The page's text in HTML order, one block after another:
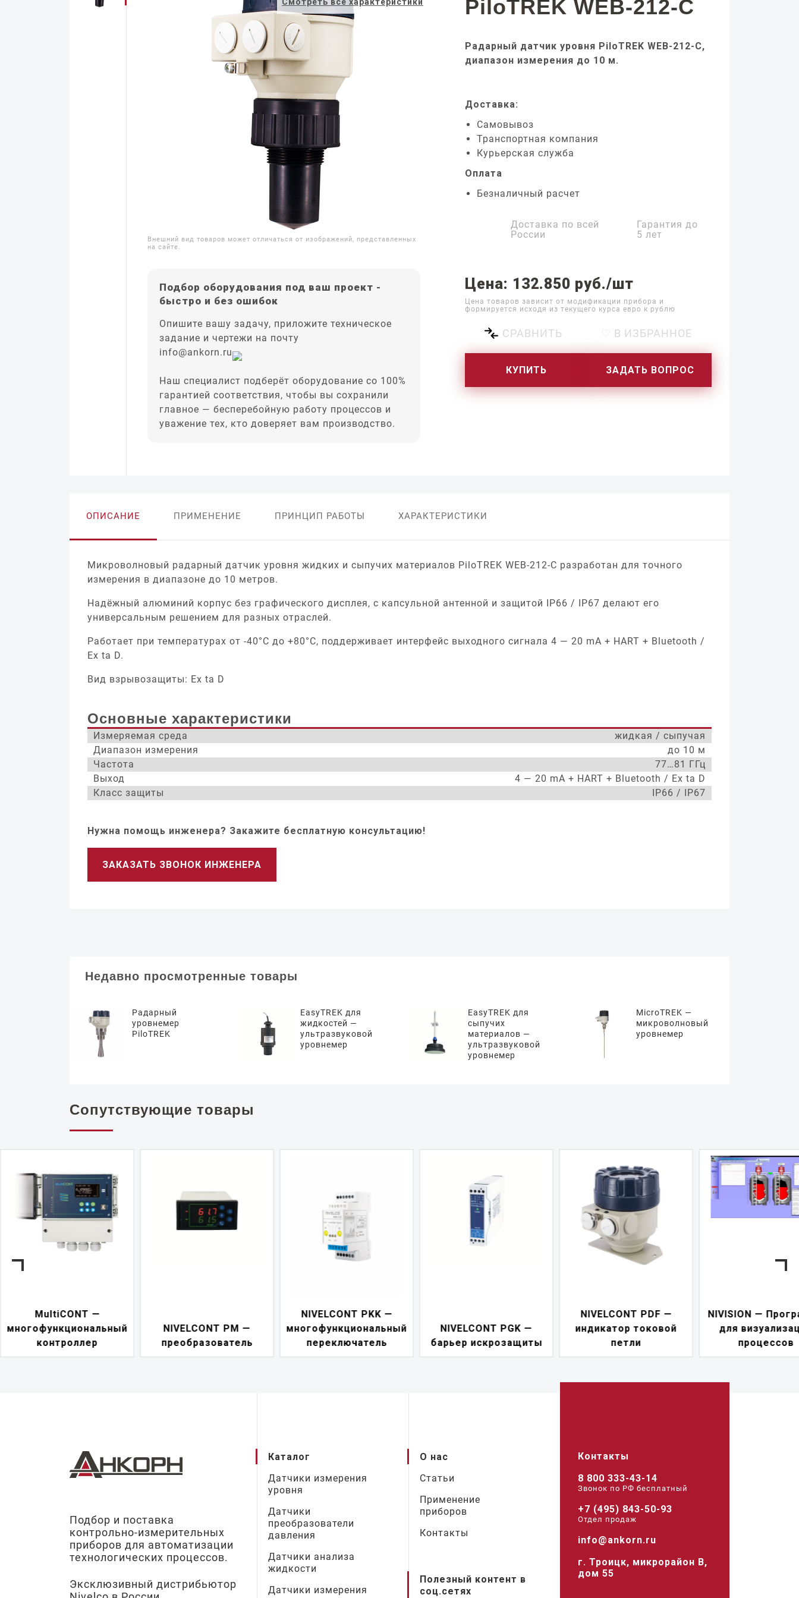
Внешний вид товаров может отличаться от изображений, представленных
на сайте.
Подбор оборудования под ваш проект -
быстро и без ошибок
Опишите вашу задачу, приложите техническое
задание и чертежи на почту
info@ankorn.ru
Наш специалист подберёт оборудование со 100%
гарантией соответствия, чтобы вы сохранили
главное — бесперебойную работу процессов и
уважение тех, кто доверяет вам производство.
PiloTREK WEB-212-C
Радарный датчик уровня PiloTREK WEB-212-C,
диапазон измерения до 10 м.
Доставка:
Самовывоз
Транспортная компания
Курьерская служба
Оплата
Безналичный расчет
Доставка по всей
России
Гарантия до
5 лет
Цена: 132.850 руб./шт
Цена товаров зависит от модификации прибора и
формируется исходя из текущего курса евро к рублю
СРАВНИТЬ ♡ В ИЗБРАННОЕ
КУПИТЬ ЗАДАТЬ ВОПРОС
ОПИСАНИЕ ПРИМЕНЕНИЕ ПРИНЦИП РАБОТЫ ХАРАКТЕРИСТИКИ
Микроволновый радарный датчик уровня жидких и сыпучих материалов PiloTREK WEB-212-C разработан для точного
измерения в диапазоне до 10 метров.
Надёжный алюминий корпус без графического дисплея, с капсульной антенной и защитой IP66 / IP67 делают его
универсальным решением для разных отраслей.
Работает при температурах от -40°С до +80°С, поддерживает интерфейс выходного сигнала 4 — 20 mA + HART + Bluetooth /
Ex ta D.
Вид взрывозащиты: Ex ta D
Основные характеристики
Измеряемая среда
жидкая / сыпучая
Диапазон измерения
до 10 м
Частота
77…81 ГГц
Выход
4 — 20 mA + HART + Bluetooth / Ex ta D
Класс защиты
IP66 / IP67
Нужна помощь инженера? Закажите бесплатную консультацию!
ЗАКАЗАТЬ ЗВОНОК ИНЖЕНЕРА
Недавно просмотренные товары
Радарный
уровнемер
PiloTREK
EasyTREK для
жидкостей —
ультразвуковой
уровнемер
EasyTREK для
сыпучих
материалов —
ультразвуковой
уровнемер
MicroTREK —
микроволновый
уровнемер
Сопутствующие товары
NIVELCONT PM —
преобразователь
многофункциональный
переключатель
NIVELCONT PGK —
барьер искрозащиты
индикатор токовой
петли
NIVISION — Программа
для визуализации
процессов
NIPOWER —
питания
Подбор и поставка
контрольно-измерительных
приборов для автоматизации
технологических процессов.
Эксклюзивный дистрибьютор
Каталог
Датчики измерения
уровня
Датчики
преобразователи
давления
Датчики анализа
жидкости
Датчики измерения
О нас
Статьи
Применение
приборов
Контакты
Полезный контент в
соц.сетях
Контакты
8 800 333-43-14
Звонок по РФ беcплатный
+7 (495) 843-50-93
Отдел продаж
info@ankorn.ru
г. Троицк, микрорайон В,
дом 55